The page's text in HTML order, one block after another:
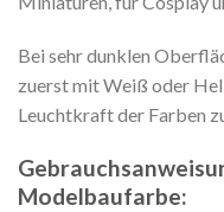
Bei sehr dunklen
zuerst mit Weiß oder
Leuchtkraft der Farben
Modelbaufarbe: